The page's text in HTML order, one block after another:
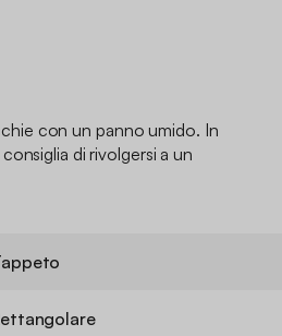
con un panno umido. In
di rivolgersi a un